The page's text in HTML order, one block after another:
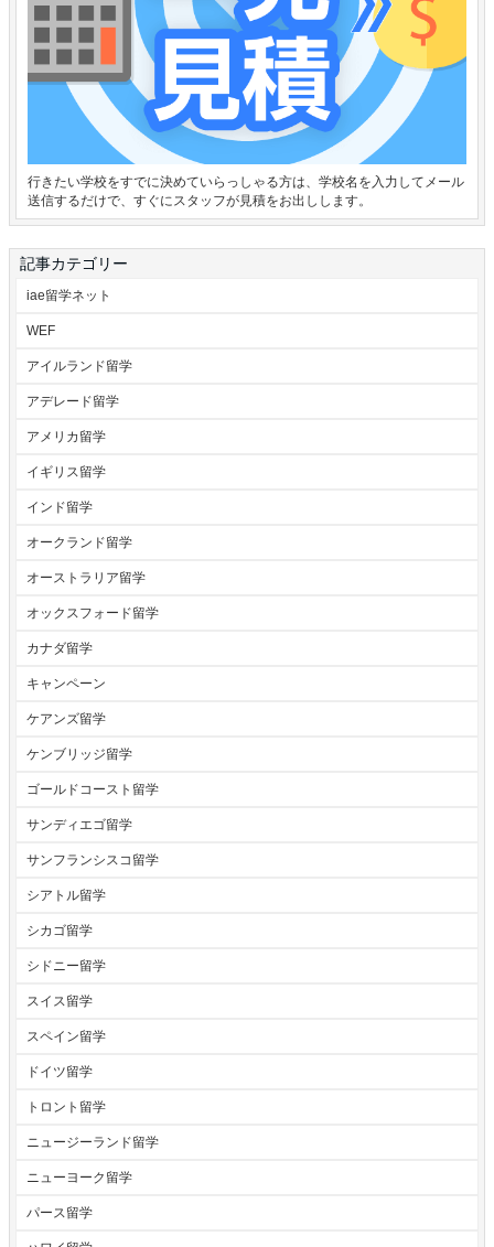
行きたい学校をすでに決めていらっしゃる方は、学校名を入力してメール
送信するだけで、すぐにスタッフが見積をお出しします。
記事カテゴリー
iae留学ネット
WEF
アイルランド留学
アデレード留学
アメリカ留学
イギリス留学
インド留学
オークランド留学
オーストラリア留学
オックスフォード留学
カナダ留学
キャンペーン
ケアンズ留学
ケンブリッジ留学
ゴールドコースト留学
サンディエゴ留学
サンフランシスコ留学
シアトル留学
シカゴ留学
シドニー留学
スイス留学
スペイン留学
ドイツ留学
トロント留学
ニュージーランド留学
ニューヨーク留学
パース留学